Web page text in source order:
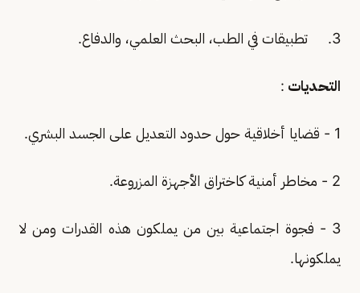
3. تطبيقات في الطب، البحث العلمي، والدفاع.
التحديات :
1 - قضايا أخلاقية حول حدود التعديل على الجسد البشري.
2 - مخاطر أمنية كاختراق الأجهزة المزروعة.
3 - فجوة اجتماعية بين من يملكون هذه القدرات ومن لا
يملكونها.